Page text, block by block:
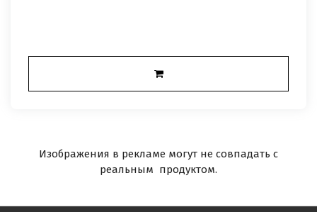
Изображения в рекламе могут не совпадать с
реальным продуктом.